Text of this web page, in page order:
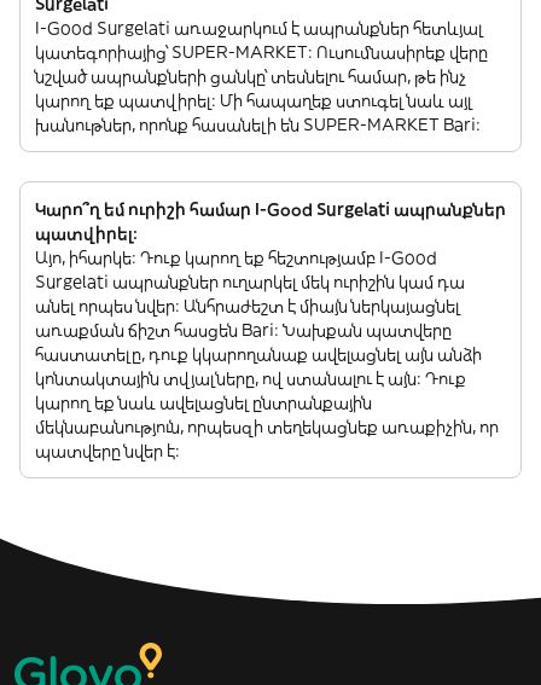
I-Good Surgelati առաջարկում է ապրանքներ հետևյալ
կատեգորիայից՝ SUPER-MARKET: Ուսումնասիրեք վերը
նշված ապրանքների ցանկը՝ տեսնելու համար, թե ինչ
կարող եք պատվիրել: Մի հապաղեք ստուգել նաև այլ
խանութներ, որոնք հասանելի են SUPER-MARKET Bari:
Կարո՞ղ եմ ուրիշի համար I-Good Surgelati ապրանքներ
պատվիրել:
Այո, իհարկե: Դուք կարող եք հեշտությամբ I-Good
Surgelati ապրանքներ ուղարկել մեկ ուրիշին կամ դա
անել որպես նվեր: Անհրաժեշտ է միայն ներկայացնել
առաքման ճիշտ հասցեն Bari: Նախքան պատվերը
հաստատելը, դուք կկարողանաք ավելացնել այն անձի
կոնտակտային տվյալները, ով ստանալու է այն: Դուք
կարող եք նաև ավելացնել ընտրանքային
մեկնաբանություն, որպեսզի տեղեկացնեք առաքիչին, որ
պատվերը նվեր է: